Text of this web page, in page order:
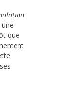
une
que